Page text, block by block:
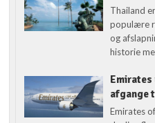
Thailand
populære
og
historie
afgange
Emirates